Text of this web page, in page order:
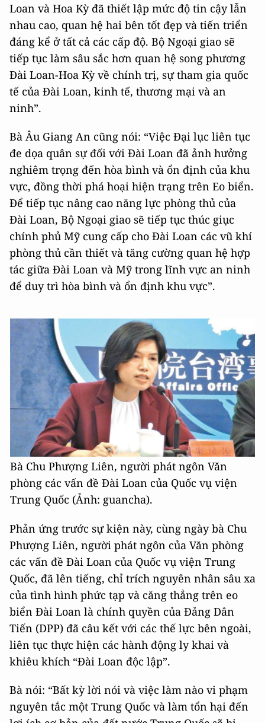
Loan và Hoa Kỳ đã thiết lập mức độ tin cậy lẫn
nhau cao, quan hệ hai bên tốt đẹp và tiến triển
đáng kể ở tất cả các cấp độ. Bộ Ngoại giao sẽ
tiếp tục làm sâu sắc hơn quan hệ song phương
Đài Loan-Hoa Kỳ về chính trị, sự tham gia quốc
tế của Đài Loan, kinh tế, thương mại và an
ninh”.
Bà Âu Giang An cũng nói: “Việc Đại lục liên tục
đe dọa quân sự đối với Đài Loan đã ảnh hưởng
nghiêm trọng đến hòa bình và ổn định của khu
vực, đồng thời phá hoại hiện trạng trên Eo biển.
Để tiếp tục nâng cao năng lực phòng thủ của
Đài Loan, Bộ Ngoại giao sẽ tiếp tục thúc giục
chính phủ Mỹ cung cấp cho Đài Loan các vũ khí
phòng thủ cần thiết và tăng cường quan hệ hợp
tác giữa Đài Loan và Mỹ trong lĩnh vực an ninh
để duy trì hòa bình và ổn định khu vực”.
Bà Chu Phượng Liên, người phát ngôn Văn
phòng các vấn đề Đài Loan của Quốc vụ viện
Trung Quốc (Ảnh: guancha).
Phản ứng trước sự kiện này, cùng ngày bà Chu
Phượng Liên, người phát ngôn của Văn phòng
các vấn đề Đài Loan của Quốc vụ viện Trung
Quốc, đã lên tiếng, chỉ trích nguyên nhân sâu xa
của tình hình phức tạp và căng thẳng trên eo
biển Đài Loan là chính quyền của Đảng Dân
Tiến (DPP) đã câu kết với các thế lực bên ngoài,
liên tục thực hiện các hành động ly khai và
khiêu khích “Đài Loan độc lập”.
Bà nói: “Bất kỳ lời nói và việc làm nào vi phạm
nguyên tắc một Trung Quốc và làm tổn hại đến